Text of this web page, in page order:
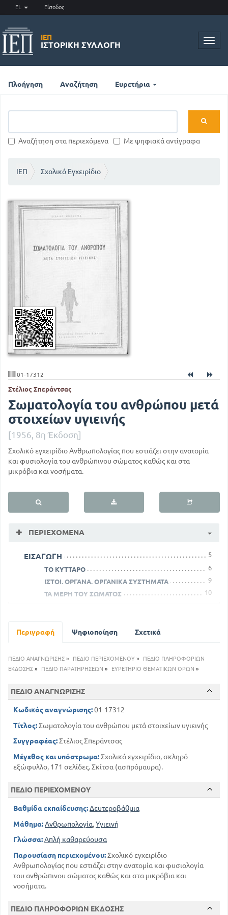
EL Είσοδος
ΙΕΠ
ΙΣΤΟΡΙΚΉ ΣΥΛΛΟΓΉ
Πλοήγηση Αναζήτηση Ευρετήρια
Αναζήτηση στα περιεχόμενα Με ψηφιακά αντίγραφα
ΙΕΠ Σχολικό Εγχειρίδιο
01-17312
Στέλιος Σπεράντσας
Σωματολογία του ανθρώπου μετά
στοιχείων υγιεινής
[1956, 8η Έκδοση]
Σχολικό εγχειρίδιο Ανθρωπολογίας που εστιάζει στην ανατομία
και φυσιολογία του ανθρώπινου σώματος καθώς και στα
μικρόβια και νοσήματα.
ΠΕΡΙΕΧΌΜΕΝΑ
ΕΙΣΑΓΩΓΗ 5
ΤΟ ΚΥΤΤΑΡΟ
6
ΙΣΤΟΙ. ΟΡΓΑΝΑ. ΟΡΓΑΝΙΚΑ ΣΥΣΤΗΜΑΤΑ
9
ΤΑ ΜΕΡΗ ΤΟΥ ΣΩΜΑΤΟΣ
10
Η ΚΑΤΑΣΚΕΥΗ ΤΩΝ ΟΣΤΩΝ
Ο ΣΚΕΛΕΤΟΣ ΤΗΣ ΚΕΦΑΛΗΣ
Ο ΣΚΕΛΕΤΟΣ ΤΟΥ ΚΟΡΜΟΥ
Ο ΣΚΕΛΕΤΟΣ ΤΩΝ ΚΑΤΩ ΑΚΡΩΝ
24
ΔΙΑΣΤΡΕΜΜΑ - ΕΞΑΡΘΡΗΜΑ - ΚΑΤΑΓΜΑ
ΠΑΡΑΜΟΡΦΩΣΗ ΠΟΔΙΩΝ
29
ΡΑΧΙΤΙΔΑ
ΚΕΦΑΛΑΙΟ Β
ΤΟ ΜΥΙΚΟ ΣΥΣΤΗΜΑ
ΧΑΡΑΚΤΗΡΙΣΤΙΚΕΣ ΙΔΙΟΤΗΤΕΣ ΤΩΝ ΜΥΩΝ
33
ΣΩΜΑΤΙΚΕΣ ΑΣΚΗΣΕΙΣ
ΚΕΦΑΛΑΙΟ Γ
ΤΟ ΠΕΠΤΙΚΟ ΣΥΣΤΗΜΑ
ΟΙ ΤΡΟΦΕΣ ΚΑΙ Η ΠΕΨΗ
ΟΙ ΟΡΓΑΝΙΚΕΣ ΘΡΕΠΤΙΚΕΣ ΟΥΣΙΕΣ
Περιγραφή Ψηφιοποίηση Σχετικά
ΠΕΔΙΟ ΑΝΑΓΝΩΡΙΣΗΣ » ΠΕΔΙΟ ΠΕΡΙΕΧΟΜΕΝΟΥ »
ΠΕΔΙΟ ΠΛΗΡΟΦΟΡΙΩΝ
ΕΚΔΟΣΗΣ » ΠΕΔΙΟ ΠΑΡΑΤΗΡΗΣΕΩΝ » ΕΥΡΕΤΗΡΙΟ ΘΕΜΑΤΙΚΩΝ ΟΡΩΝ »
ΠΕΔΙΟ ΑΝΑΓΝΩΡΙΣΗΣ
Κωδικός αναγνώρισης:01-17312
Τίτλος:Σωματολογία του ανθρώπου μετά στοιχείων υγιεινής
Συγγραφέας:Στέλιος Σπεράντσας
Μέγεθος και υπόστρωμα:Σχολικό εγχειρίδιο, σκληρό
εξώφυλλο, 171 σελίδες. Σκίτσα (ασπρόμαυρα).
ΠΕΔΙΟ ΠΕΡΙΕΧΟΜΕΝΟΥ
Βαθμίδα εκπαίδευσης:Δευτεροβάθμια
Μάθημα:Ανθρωπολογία,Υγιεινή
Γλώσσα:Απλή καθαρεύουσα
Παρουσίαση περιεχομένου:Σχολικό εγχειρίδιο
Ανθρωπολογίας που εστιάζει στην ανατομία και φυσιολογία
του ανθρώπινου σώματος καθώς και στα μικρόβια και
νοσήματα.
ΠΕΔΙΟ ΠΛΗΡΟΦΟΡΙΩΝ ΕΚΔΟΣΗΣ